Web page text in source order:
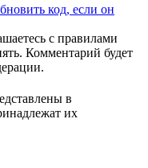
с правилами
Комментарий будет
в
их